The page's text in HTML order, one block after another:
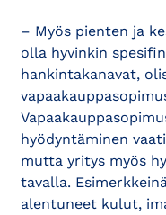
– Myös pienten ja
olla hyvinkin
hankintakanavat,
hyödyntäminen
mutta yritys myös
tavalla.
alentuneet kulut,